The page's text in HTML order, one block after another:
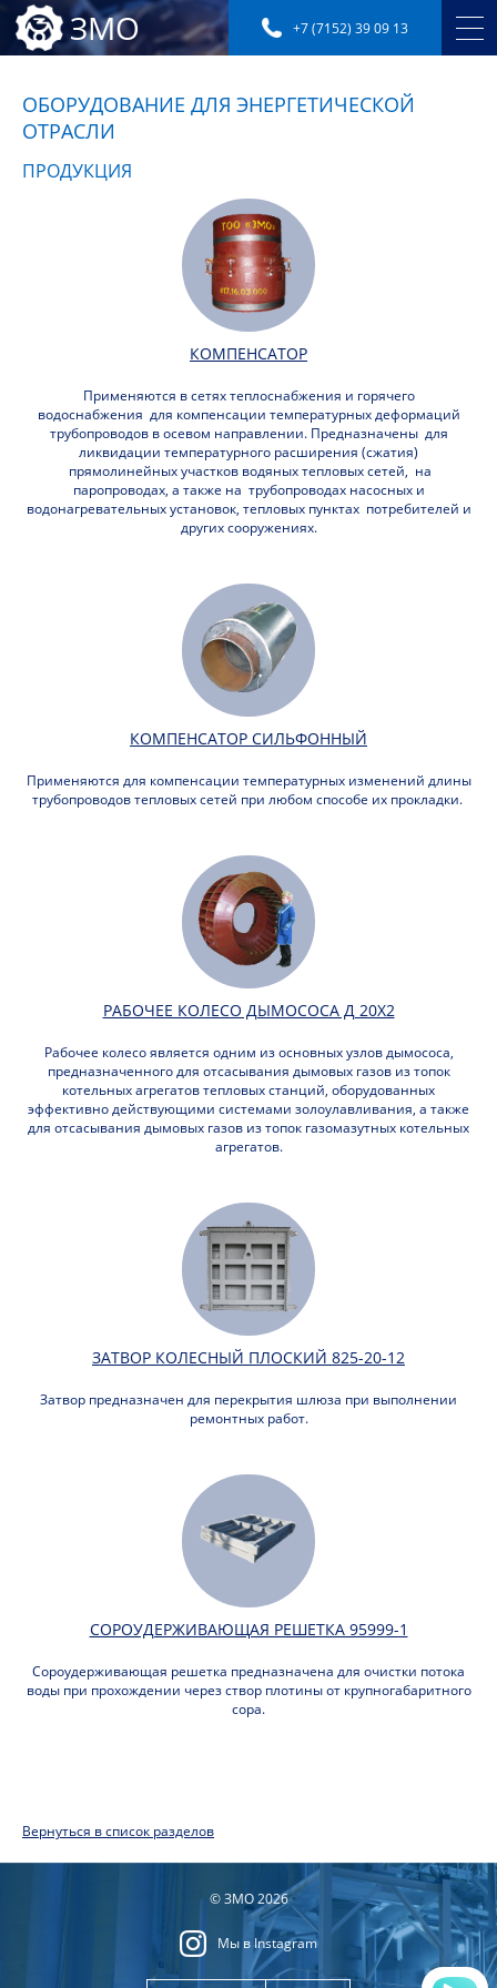
ЗМО +7 (7152) 39 09 13
ОБОРУДОВАНИЕ ДЛЯ ЭНЕРГЕТИЧЕСКОЙ
ОТРАСЛИ
ПРОДУКЦИЯ
КОМПЕНСАТОР
Применяются в сетях теплоснабжения и горячего
водоснабжения для компенсации температурных деформаций
трубопроводов в осевом направлении. Предназначены для
ликвидации температурного расширения (сжатия)
прямолинейных участков водяных тепловых сетей, на
паропроводах, а также на трубопроводах насосных и
водонагревательных установок, тепловых пунктах потребителей и
других сооружениях.
КОМПЕНСАТОР СИЛЬФОННЫЙ
Применяются для компенсации температурных изменений длины
трубопроводов тепловых сетей при любом способе их прокладки.
РАБОЧЕЕ КОЛЕСО ДЫМОСОСА Д 20Х2
Рабочее колесо является одним из основных узлов дымососа,
предназначенного для отсасывания дымовых газов из топок
котельных агрегатов тепловых станций, оборудованных
эффективно действующими системами золоулавливания, а также
для отсасывания дымовых газов из топок газомазутных котельных
агрегатов.
ЗАТВОР КОЛЕСНЫЙ ПЛОСКИЙ 825-20-12
Затвор предназначен для перекрытия шлюза при выполнении
ремонтных работ.
СОРОУДЕРЖИВАЮЩАЯ РЕШЕТКА 95999-1
Сороудерживающая решетка предназначена для очистки потока
воды при прохождении через створ плотины от крупногабаритного
сора.
Вернуться в список разделов
© ЗМО 2026
Мы в Instagram